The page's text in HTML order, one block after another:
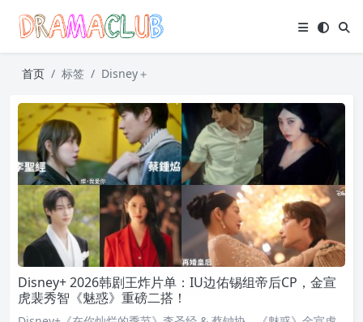
首页 标签 Disney＋
Disney+ 2026韩剧王炸片单：IU边佑锡组帝后CP，金宣
虎裴秀智《魅惑》重磅二搭！